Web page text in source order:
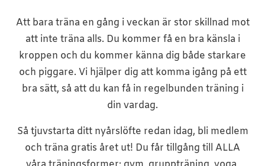
Att bara träna en gång i veckan är stor skillnad mot
att inte träna alls. Du kommer få en bra känsla i
kroppen och du kommer känna dig både starkare
och piggare. Vi hjälper dig att komma igång på ett
bra sätt, så att du kan få in regelbunden träning i
din vardag.
Så tjuvstarta ditt nyårslöfte redan idag, bli medlem
och träna gratis året ut! Du får tillgång till ALLA